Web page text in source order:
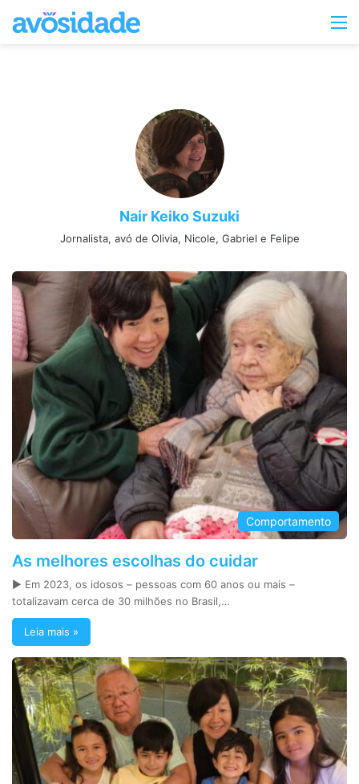
Switch
Nair Keiko Suzuki
Jornalista, avó de Olivia, Nicole, Gabriel e Felipe
Comportamento
As melhores escolhas do cuidar
► Em 2023, os idosos – pessoas com 60 anos ou mais –
totalizavam cerca de 30 milhões no Brasil,…
Leia mais »